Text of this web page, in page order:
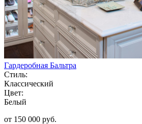
Гардеробная Бальтра
Стиль:
Классический
Цвет:
Белый
от 150 000 руб.